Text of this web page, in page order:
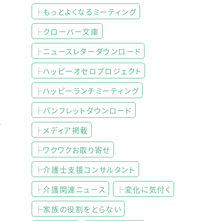
├もっとよくなるミーティング
├クローバー文庫
├ニュースレターダウンロード
├ハッピーオセロプロジェクト
├ハッピーランチミーティング
├パンフレットダウンロード
├メディア掲載
├ワクワクお取り寄せ
├介護士支援コンサルタント
├介護関連ニュース
├変化に気付く
├家族の役割をとらない